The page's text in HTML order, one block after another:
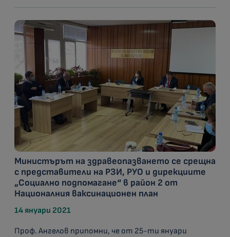
Министърът на здравеопазването се срещна
с представители на РЗИ, РУО и дирекциите
„Социално подпомагане“ в район 2 от
Националния ваксинационен план
14 януари 2021
Проф. Ангелов припомни, че от 25-ти януари